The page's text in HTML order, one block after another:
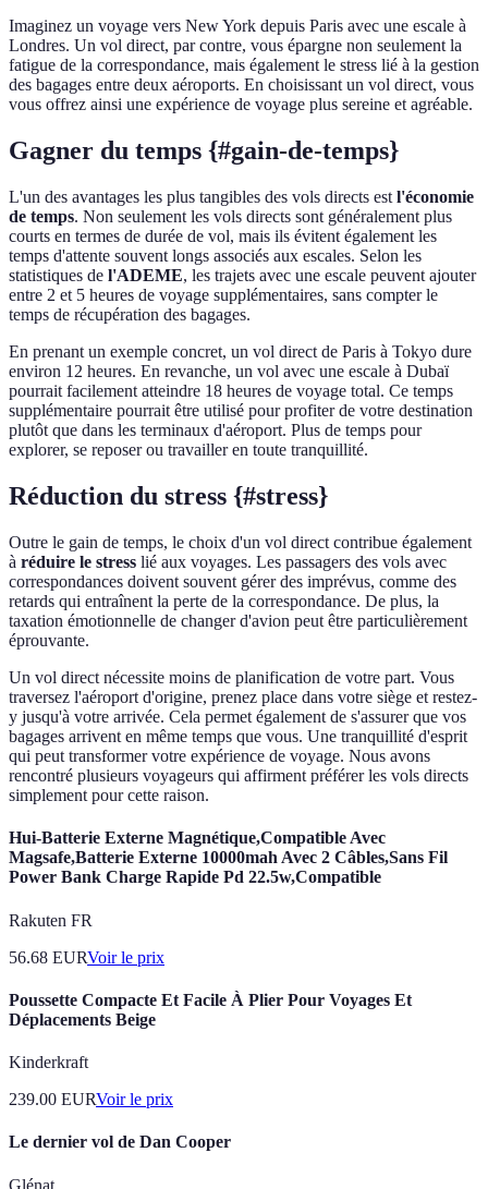
Imaginez un voyage vers New York depuis Paris avec une escale à
Londres. Un vol direct, par contre, vous épargne non seulement la
fatigue de la correspondance, mais également le stress lié à la gestion
des bagages entre deux aéroports. En choisissant un vol direct, vous
vous offrez ainsi une expérience de voyage plus sereine et agréable.
Gagner du temps {#gain-de-temps}
L'un des avantages les plus tangibles des vols directs est l'économie
de temps. Non seulement les vols directs sont généralement plus
courts en termes de durée de vol, mais ils évitent également les
temps d'attente souvent longs associés aux escales. Selon les
statistiques de l'ADEME, les trajets avec une escale peuvent ajouter
entre 2 et 5 heures de voyage supplémentaires, sans compter le
temps de récupération des bagages.
En prenant un exemple concret, un vol direct de Paris à Tokyo dure
environ 12 heures. En revanche, un vol avec une escale à Dubaï
pourrait facilement atteindre 18 heures de voyage total. Ce temps
supplémentaire pourrait être utilisé pour profiter de votre destination
plutôt que dans les terminaux d'aéroport. Plus de temps pour
explorer, se reposer ou travailler en toute tranquillité.
Réduction du stress {#stress}
Outre le gain de temps, le choix d'un vol direct contribue également
à réduire le stress lié aux voyages. Les passagers des vols avec
correspondances doivent souvent gérer des imprévus, comme des
retards qui entraînent la perte de la correspondance. De plus, la
taxation émotionnelle de changer d'avion peut être particulièrement
éprouvante.
Un vol direct nécessite moins de planification de votre part. Vous
traversez l'aéroport d'origine, prenez place dans votre siège et restez-
y jusqu'à votre arrivée. Cela permet également de s'assurer que vos
bagages arrivent en même temps que vous. Une tranquillité d'esprit
qui peut transformer votre expérience de voyage. Nous avons
rencontré plusieurs voyageurs qui affirment préférer les vols directs
simplement pour cette raison.
Hui-Batterie Externe Magnétique,Compatible Avec
Magsafe,Batterie Externe 10000mah Avec 2 Câbles,Sans Fil
Power Bank Charge Rapide Pd 22.5w,Compatible
Rakuten FR
56.68 EURVoir le prix
Poussette Compacte Et Facile À Plier Pour Voyages Et
Déplacements Beige
Kinderkraft
239.00 EURVoir le prix
Le dernier vol de Dan Cooper
Glénat